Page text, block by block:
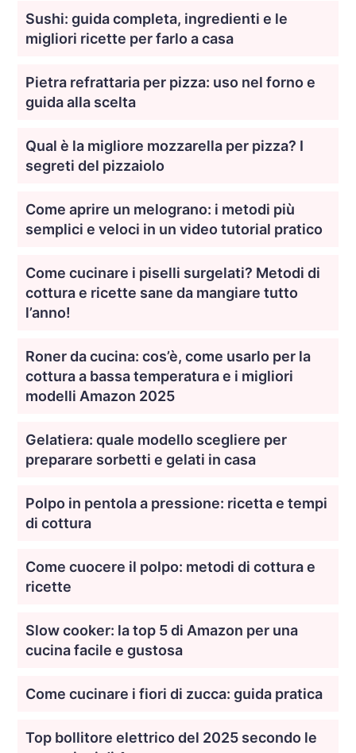
Sushi: guida completa, ingredienti e le
migliori ricette per farlo a casa
Pietra refrattaria per pizza: uso nel forno e
guida alla scelta
Qual è la migliore mozzarella per pizza? I
segreti del pizzaiolo
Come aprire un melograno: i metodi più
semplici e veloci in un video tutorial pratico
Come cucinare i piselli surgelati? Metodi di
cottura e ricette sane da mangiare tutto
l’anno!
Roner da cucina: cos’è, come usarlo per la
cottura a bassa temperatura e i migliori
modelli Amazon 2025
Gelatiera: quale modello scegliere per
preparare sorbetti e gelati in casa
Polpo in pentola a pressione: ricetta e tempi
di cottura
Come cuocere il polpo: metodi di cottura e
ricette
Slow cooker: la top 5 di Amazon per una
cucina facile e gustosa
Come cucinare i fiori di zucca: guida pratica
Top bollitore elettrico del 2025 secondo le